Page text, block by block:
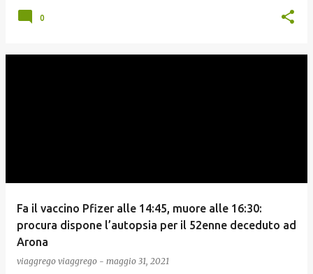
0
Fa il vaccino Pfizer alle 14:45, muore alle 16:30:
procura dispone l’autopsia per il 52enne deceduto ad
Arona
viaggrego viaggrego - maggio 31, 2021